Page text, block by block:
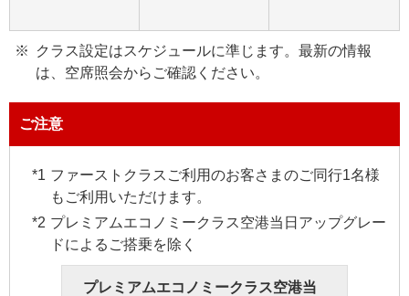
クラス設定はスケジュールに準じます。最新の情報
は、空席照会からご確認ください。
ご注意
ファーストクラスご利用のお客さまのご同行1名様
もご利用いただけます。
プレミアムエコノミークラス空港当日アップグレー
ドによるご搭乗を除く
プレミアムエコノミークラス空港当